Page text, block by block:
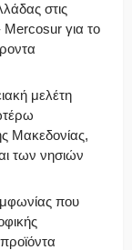
στις
για το
μελέτη
Μακεδονίας,
των νησιών
που